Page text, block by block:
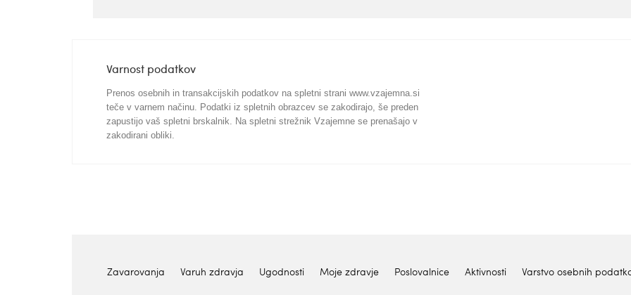
Varnost podatkov
Prenos osebnih in transakcijskih podatkov na spletni strani www.vzajemna.si
teče v varnem načinu. Podatki iz spletnih obrazcev se zakodirajo, še preden
zapustijo vaš spletni brskalnik. Na spletni strežnik Vzajemne se prenašajo v
zakodirani obliki.
Zavarovanja Varuh zdravja Ugodnosti Moje zdravje Poslovalnice Aktivnosti Varstvo osebnih